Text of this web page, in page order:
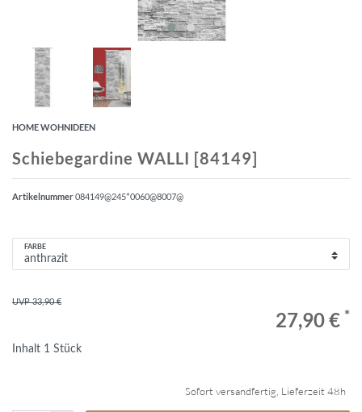
HOME WOHNIDEEN
Schiebegardine WALLI [84149]
Artikelnummer084149@245*0060@8007@
FARBE
UVP 33,90 €
27,90 € *
Inhalt 1 Stück
Sofort versandfertig, Lieferzeit 48h